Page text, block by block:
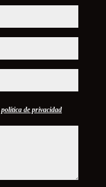
política de privacidad